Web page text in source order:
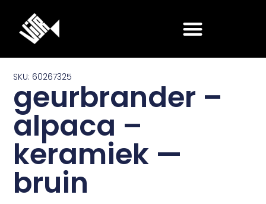
SKU: 60267325
geurbrander –
alpaca –
keramiek —
bruin